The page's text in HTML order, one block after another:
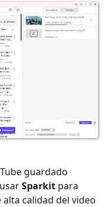
guardado
Sparkit para
calidad del video